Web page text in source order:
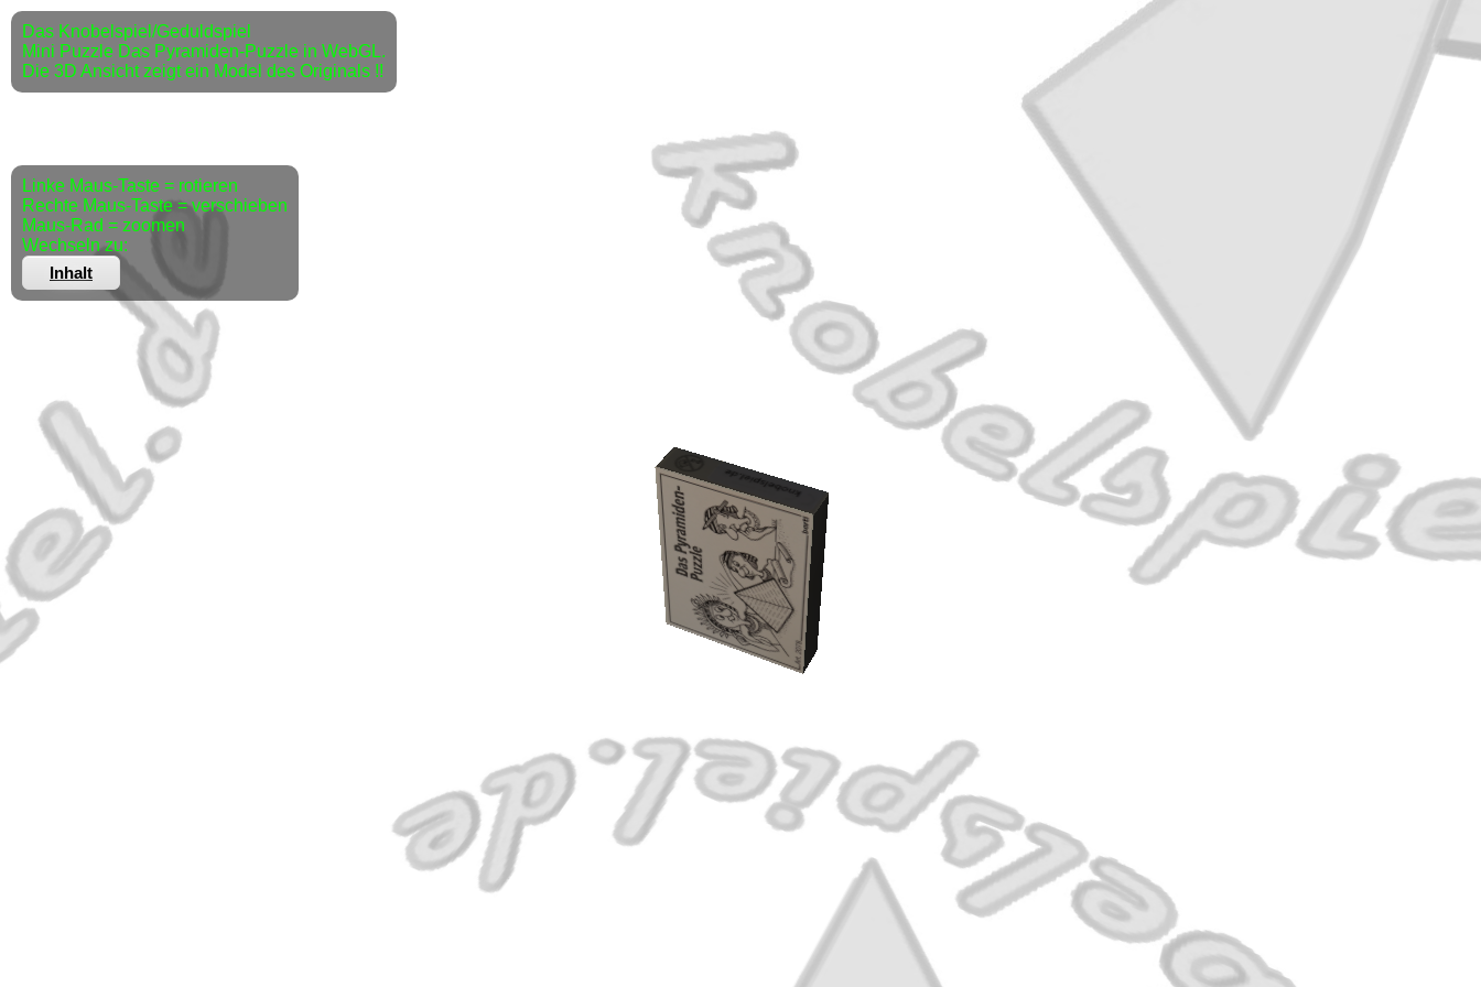
Das Knobelspiel/Geduldspiel
Mini Puzzle Das Pyramiden-Puzzle in WebGL.
Die 3D Ansicht zeigt ein Model des Originals !!
Linke Maus-Taste = rotieren
Rechte Maus-Taste = verschieben
Maus-Rad = zoomen
Wechseln zu:
Inhalt